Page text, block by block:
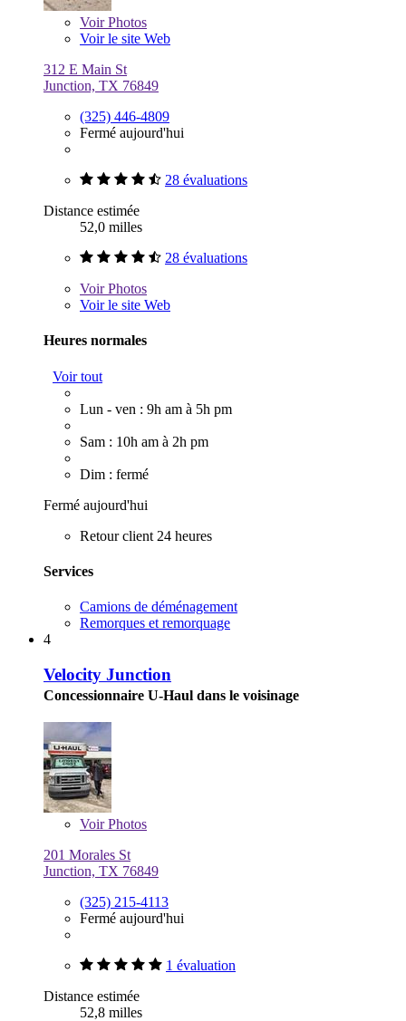
VoirPhotos
Voir le site Web
312 E Main St
Junction, TX 76849
(325) 446-4809
Fermé aujourd'hui
28 évaluations
Distance estimée
52,0 milles
28 évaluations
VoirPhotos
Voir le site Web
Heures normales
Voir tout
Lun - ven : 9h am à 5h pm
Sam : 10h am à 2h pm
Dim : fermé
Fermé aujourd'hui
Retour client 24 heures
Services
Camions de déménagement
Remorques et remorquage
4
Velocity Junction
Concessionnaire U-Haul dans le voisinage
VoirPhotos
201 Morales St
Junction, TX 76849
(325) 215-4113
Fermé aujourd'hui
1 évaluation
Distance estimée
52,8 milles